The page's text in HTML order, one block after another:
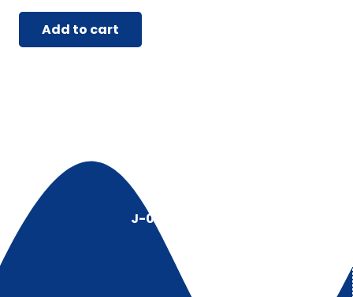
Add to cart
J-00128491-5